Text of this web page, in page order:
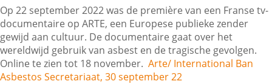
Veelgestelde vragen
Contactgegevens
Op 22 september 2022 was de première van een Franse tv-
documentaire op ARTE, een Europese publieke zender
gewijd aan cultuur. De documentaire gaat over het
wereldwijd gebruik van asbest en de tragische gevolgen.
Online te zien tot 18 november. Arte/ International Ban
Asbestos Secretariaat, 30 september 22